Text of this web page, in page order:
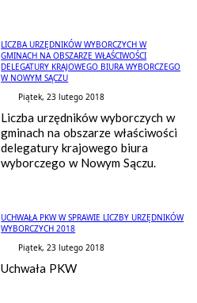
LICZBA URZĘDNIKÓW WYBORCZYCH W
GMINACH NA OBSZARZE WŁAŚCIWOŚCI
DELEGATURY KRAJOWEGO BIURA WYBORCZEGO
W NOWYM SĄCZU
Piątek, 23 lutego 2018
Liczba urzędników wyborczych w
gminach na obszarze właściwości
delegatury krajowego biura
wyborczego w Nowym Sączu.
UCHWAŁA PKW W SPRAWIE LICZBY URZĘDNIKÓW
WYBORCZYCH 2018
Piątek, 23 lutego 2018
Uchwała PKW